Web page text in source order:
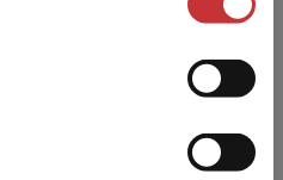
måste